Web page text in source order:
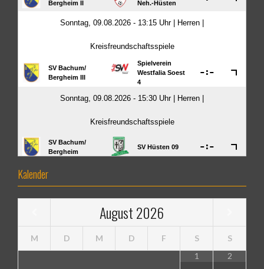
Kalender
August2026
M D M D F S
S
1
2